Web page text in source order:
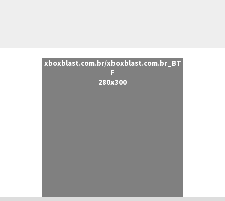
xboxblast.com.br/xboxblast.com.br_BT
F
280x300